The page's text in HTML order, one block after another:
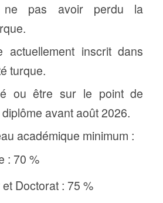
ne pas avoir perdu la
actuellement inscrit dans
turque.
ou être sur le point de
avant août 2026.
académique minimum :
: 70 %
Doctorat : 75 %